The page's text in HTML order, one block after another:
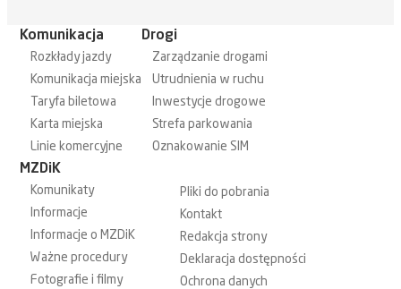
Komunikacja
Rozkłady jazdy
Komunikacja miejska
Taryfa biletowa
Karta miejska
Linie komercyjne
Drogi
Zarządzanie drogami
Utrudnienia w ruchu
Inwestycje drogowe
Strefa parkowania
Oznakowanie SIM
MZDiK
Komunikaty
Informacje
Informacje o MZDiK
Ważne procedury
Fotografie i filmy
Pliki do pobrania
Kontakt
Redakcja strony
Deklaracja dostępności
Ochrona danych